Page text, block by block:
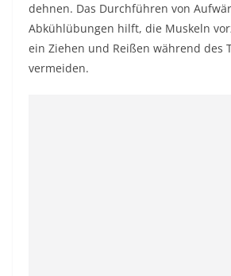
dehnen. Das Durchführen von
Abkühlübungen hilft, die Muskeln
ein Ziehen und Reißen während des
vermeiden.